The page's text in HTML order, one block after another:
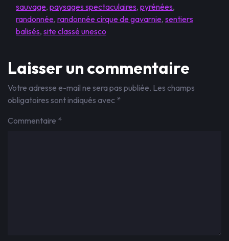
sauvage, paysages spectaculaires, pyrénées,
randonnée, randonnée cirque de gavarnie, sentiers
balisés, site classé unesco
Laisser un commentaire
Votre adresse e-mail ne sera pas publiée. Les champs
obligatoires sont indiqués avec *
Commentaire *